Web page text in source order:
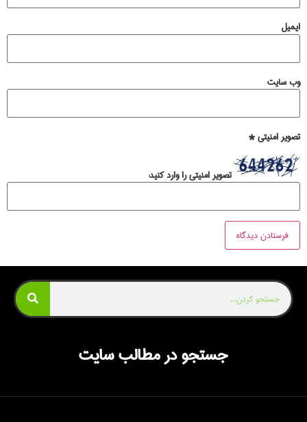
ایمیل
وب‌ سایت
تصویر امنیتی*
تصویر امنیتی را وارد کنید:
جستجو در مطالب سایت